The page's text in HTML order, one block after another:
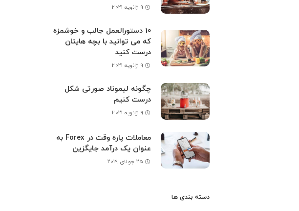
9 ژانویه 2021
10 دستورالعمل جالب و خوشمزه
که می توانید با بچه هایتان
درست کنید
9 ژانویه 2021
چگونه لیموناد صورتی شکل
درست کنیم
9 ژانویه 2021
معاملات پاره وقت در Forex به
عنوان یک درآمد جایگزین
25 جولای 2019
دسته بندی ها